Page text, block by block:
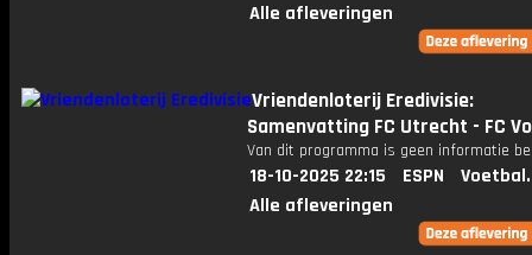
Alle afleveringen
Vriendenloterij Eredivisie:
Samenvatting FC Utrecht - FC
Van dit programma is geen informatie
18-10-2025 22:15 ESPN
Alle afleveringen